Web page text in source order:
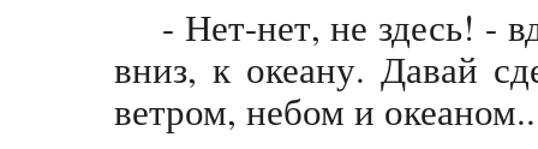
- Нет-нет, не здесь! -
вниз, к океану. Давай
ветром, небом и